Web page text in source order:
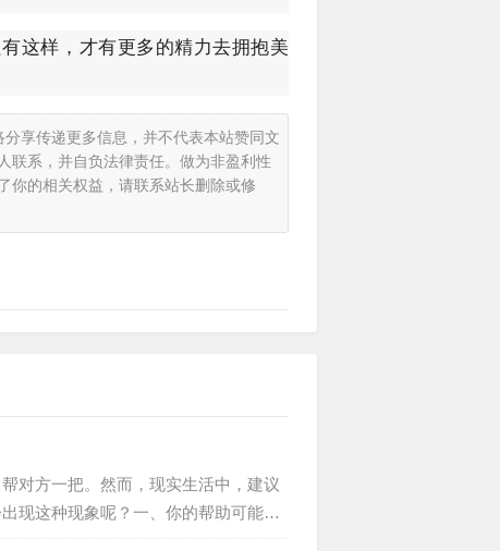
这样，才有更多的精力去拥抱美
享传递更多信息，并不代表本站赞同文
联系，并自负法律责任。做为非盈利性
你的相关权益，请联系站长删除或修
对方一把。然而，现实生活中，建议
现这种现象呢？一、你的帮助可能起
但是他们的内心其实不愿意让周围的